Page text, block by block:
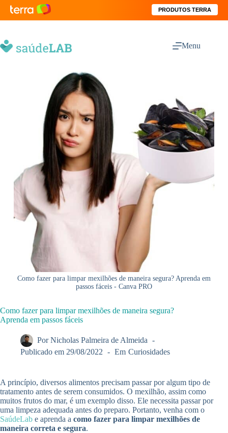
PRODUTOS TERRA
Menu
Como fazer para limpar mexilhões de maneira segura? Aprenda em
passos fáceis - Canva PRO
Como fazer para limpar mexilhões de maneira segura?
Aprenda em passos fáceis
Por Nicholas Palmeira de Almeida
Publicado em 29/08/2022 Em Curiosidades
A princípio, diversos alimentos precisam passar por algum tipo de
tratamento antes de serem consumidos. O mexilhão, assim como
muitos frutos do mar, é um exemplo disso. Ele necessita passar por
uma limpeza adequada antes do preparo. Portanto, venha com o
SaúdeLab e aprenda a como fazer para limpar mexilhões de
maneira correta e segura.